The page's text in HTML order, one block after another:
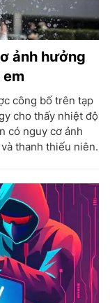
ảnh hưởng
công bố trên tạp
cho thấy nhiệt độ
có nguy cơ ảnh
thanh thiếu niên.